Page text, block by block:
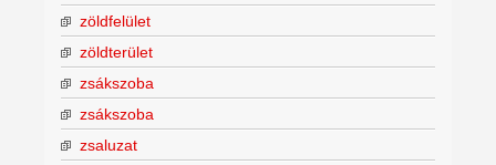
zöldfelület
zöldterület
zsákszoba
zsákszoba
zsaluzat